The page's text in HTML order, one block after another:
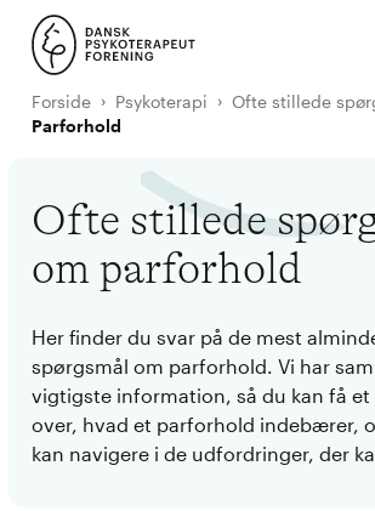
Forside Psykoterapi
Ofte stillede
Parforhold
Ofte stillede
om parforhold
Her finder du svar på de mest
spørgsmål om parforhold. Vi har
vigtigste information, så du kan få
over, hvad et parforhold indebærer,
kan navigere i de udfordringer, der